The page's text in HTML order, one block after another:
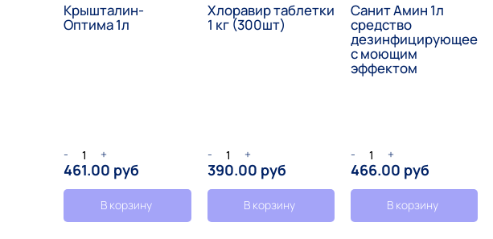
Крышталин-
Оптима 1л
- +
461.00 руб
В корзину
Хлоравир таблетки
1 кг (300шт)
- +
390.00 руб
В корзину
Санит Амин 1л
средство
дезинфицирующее
с моющим
эффектом
- +
466.00 руб
В корзину